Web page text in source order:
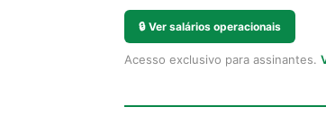
🔒 Ver salários operacionais
Acesso exclusivo para assinantes.